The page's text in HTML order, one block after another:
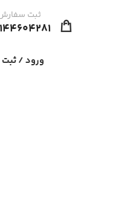
ثبت
ورود / ثبت